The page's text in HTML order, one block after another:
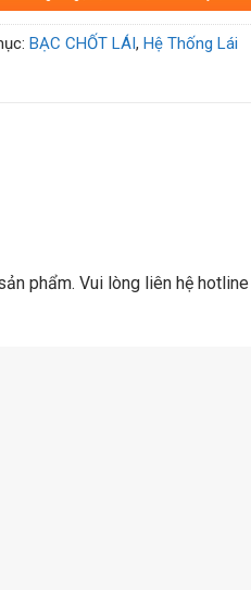
BẠC CHỐT LÁI, Hệ Thống Lái
phẩm. Vui lòng liên hệ